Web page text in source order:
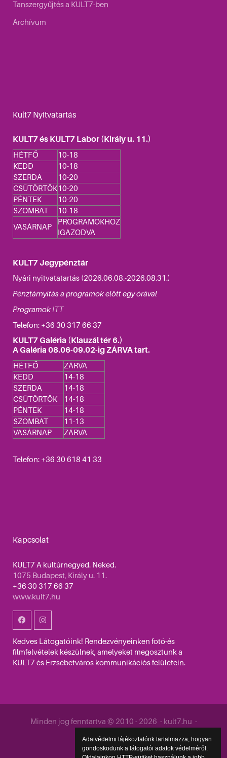
Adatvédelmi tájékoztatónk tartalmazza, hogyan
gondoskodunk a látogatói adatok védelméről.
Tanszergyűjtés a KULT7-ben
Archívum
Kult7 Nyitvatartás
KULT7 és KULT7 Labor (Király u. 11.)
HÉTFŐ
10-18
KEDD
10-18
SZERDA
10-20
CSÜTÖRTÖK10-20
PÉNTEK
10-20
SZOMBAT
10-18
VASÁRNAP
PROGRAMOKHOZ
IGAZODVA
KULT7 Jegypénztár
Nyári nyitvatatartás (2026.06.08.-2026.08.31.)
Pénztárnyitás a programok elött egy órával
Programok ITT
Telefon: +36 30 317 66 37
KULT7 Galéria (Klauzál tér 6.)
A Galéria 08.06-09.02-ig ZÁRVA tart.
HÉTFŐ
ZÁRVA
KEDD
14-18
SZERDA
14-18
CSÜTÖRTÖK
14-18
PÉNTEK
14-18
SZOMBAT
11-13
VASÁRNAP
ZÁRVA
Telefon: +36 30 618 41 33
Kapcsolat
KULT7 A kultúrnegyed. Neked.
1075 Budapest, Király u. 11.
+36 30 317 66 37
www.kult7.hu
Kedves Látogatóink! Rendezvényeinken fotó-és
filmfelvételek készülnek, amelyeket megosztunk a
KULT7 és Erzsébetváros kommunikációs felületein.
Minden jog fenntartva © 2010 - 2026 - kult7.hu -